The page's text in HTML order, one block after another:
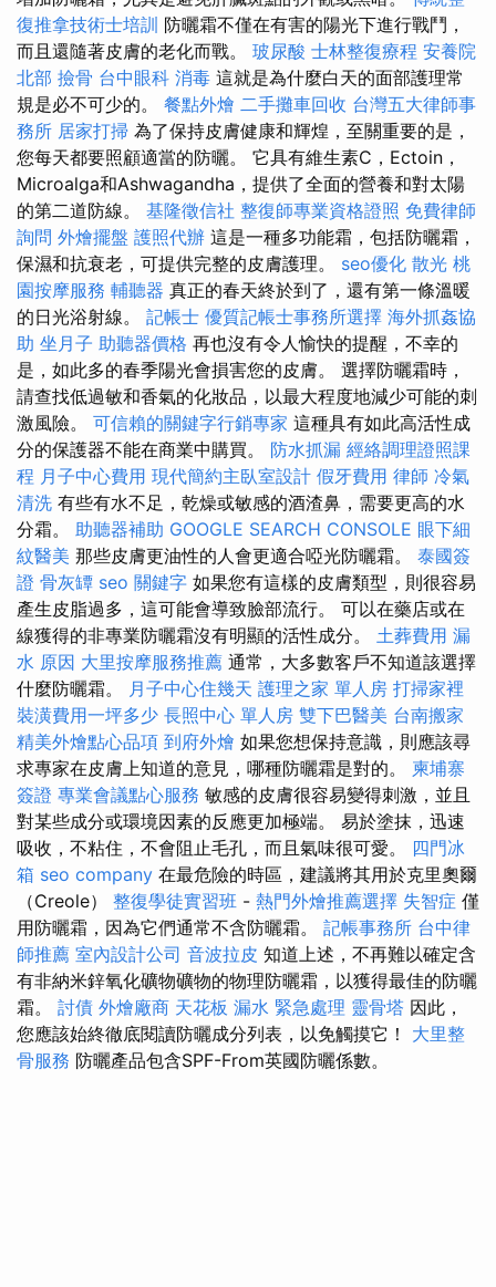
復推拿技術士培訓 防曬霜不僅在有害的陽光下進行戰鬥，
而且還隨著皮膚的老化而戰。 玻尿酸 士林整復療程 安養院
北部 撿骨 台中眼科 消毒 這就是為什麼白天的面部護理常
規是必不可少的。 餐點外燴 二手攤車回收 台灣五大律師事
務所 居家打掃 為了保持皮膚健康和輝煌，至關重要的是，
您每天都要照顧適當的防曬。 它具有維生素C，Ectoin，
Microalga和Ashwagandha，提供了全面的營養和對太陽
的第二道防線。 基隆徵信社 整復師專業資格證照 免費律師
詢問 外燴擺盤 護照代辦 這是一種多功能霜，包括防曬霜，
保濕和抗衰老，可提供完整的皮膚護理。 seo優化 散光 桃
園按摩服務 輔聽器 真正的春天終於到了，還有第一條溫暖
的日光浴射線。 記帳士 優質記帳士事務所選擇 海外抓姦協
助 坐月子 助聽器價格 再也沒有令人愉快的提醒，不幸的
是，如此多的春季陽光會損害您的皮膚。 選擇防曬霜時，
請查找低過敏和香氣的化妝品，以最大程度地減少可能的刺
激風險。 可信賴的關鍵字行銷專家 這種具有如此高活性成
分的保護器不能在商業中購買。 防水抓漏 經絡調理證照課
程 月子中心費用 現代簡約主臥室設計 假牙費用 律師 冷氣
清洗 有些有水不足，乾燥或敏感的酒渣鼻，需要更高的水
分霜。 助聽器補助 GOOGLE SEARCH CONSOLE 眼下細
紋醫美 那些皮膚更油性的人會更適合啞光防曬霜。 泰國簽
證 骨灰罈 seo 關鍵字 如果您有這樣的皮膚類型，則很容易
產生皮脂過多，這可能會導致臉部流行。 可以在藥店或在
線獲得的非專業防曬霜沒有明顯的活性成分。 土葬費用 漏
水 原因 大里按摩服務推薦 通常，大多數客戶不知道該選擇
什麼防曬霜。
月子中心住幾天 護理之家 單人房 打掃家裡
裝潢費用一坪多少 長照中心 單人房 雙下巴醫美 台南搬家
精美外燴點心品項 到府外燴 如果您想保持意識，則應該尋
求專家在皮膚上知道的意見，哪種防曬霜是對的。 柬埔寨
簽證 專業會議點心服務 敏感的皮膚很容易變得刺激，並且
對某些成分或環境因素的反應更加極端。 易於塗抹，迅速
吸收，不粘住，不會阻止毛孔，而且氣味很可愛。 四門冰
箱 seo company 在最危險的時區，建議將其用於克里奧爾
（Creole） 整復學徒實習班 - 熱門外燴推薦選擇 失智症 僅
用防曬霜，因為它們通常不含防曬霜。 記帳事務所 台中律
師推薦 室內設計公司 音波拉皮 知道上述，不再難以確定含
有非納米鋅氧化礦物礦物的物理防曬霜，以獲得最佳的防曬
霜。 討債 外燴廠商 天花板 漏水 緊急處理 靈骨塔 因此，
您應該始終徹底閱讀防曬成分列表，以免觸摸它！ 大里整
骨服務 防曬產品包含SPF-From英國防曬係數。